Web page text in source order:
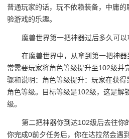
普通玩家的话，玩不依赖装备，中庸
验游戏的乐趣。
魔兽世界第一把神器过后多久可
在魔兽世界中，从拿到第一把神
常需要玩家将角色等级提升至102级并
骤和说明：角色等级提升：玩家在获
角色等级。目标等级是102级，这是解
级。
第二把神器你到达102级后去往你
你完成0前夕任务后，你在达拉然会遇